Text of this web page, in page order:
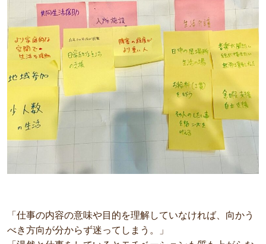
「仕事の内容の意味や目的を理解していなければ、向かう
べき方向が分からず迷ってしまう。」